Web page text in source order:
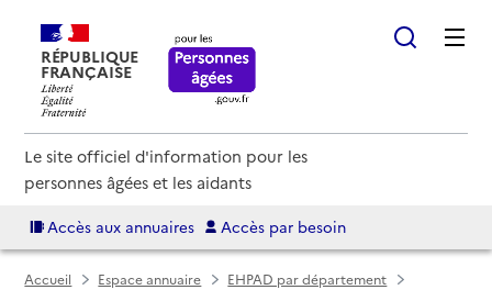
RÉPUBLIQUE
FRANÇAISE
Le site officiel d'information pour les
personnes âgées et les aidants
Accès aux annuaires Accès par besoin
Accueil Espace annuaire
EHPAD par département